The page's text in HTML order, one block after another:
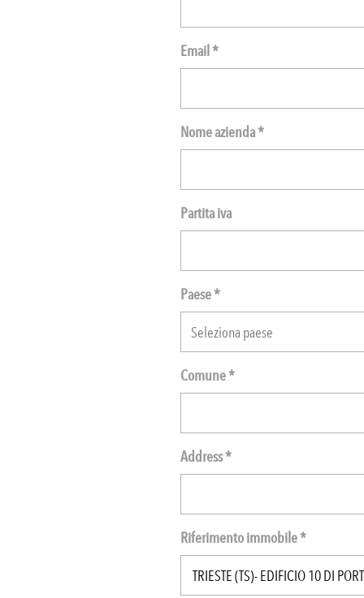
Email *
Nome azienda *
Partita iva
Paese *
Comune *
Address *
Riferimento immobile *